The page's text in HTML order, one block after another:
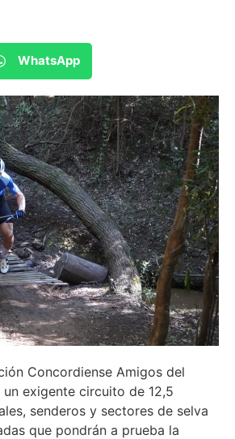
WhatsApp
Concordiense Amigos del
exigente circuito de 12,5
senderos y sectores de selva
que pondrán a prueba la